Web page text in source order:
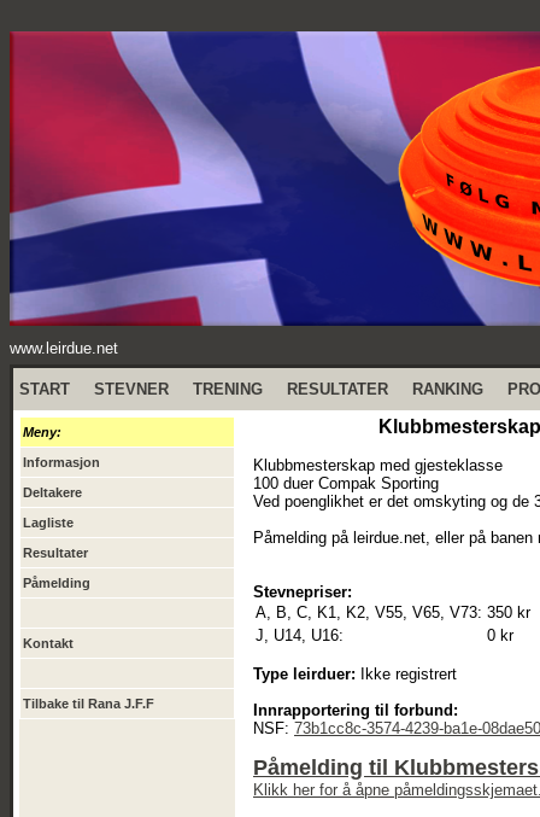
www.leirdue.net
START STEVNER TRENING RESULTATER RANKING
Meny:
Informasjon
Deltakere
Lagliste
Resultater
Påmelding
Kontakt
Tilbake til Rana J.F.F
Klubbmesterskap med gjesteklasse
100 duer Compak Sporting
Ved poenglikhet er det omskyting og de
Påmelding på leirdue.net, eller på
Stevnepriser:
A, B, C, K1, K2, V55, V65, V73: 350 kr
J, U14, U16:
0 kr
Type leirduer: Ikke registrert
Innrapportering til forbund:
NSF: 73b1cc8c-3574-4239-ba1e-
Påmelding til
Klikk her for å åpne